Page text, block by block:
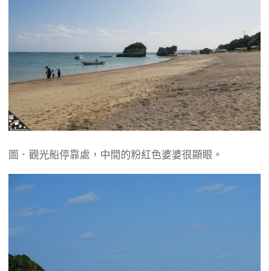
圖．觀光船停靠處，中間的粉紅色婆婆很顯眼。